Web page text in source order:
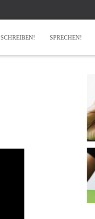
SCHREIBEN! SPRECHEN!